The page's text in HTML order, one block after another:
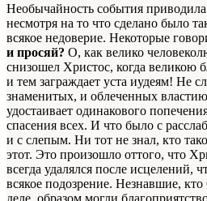
Необычайность события
несмотря на то что сделано было
всякое недоверие. Некоторые
и просяй? О, как велико
снизошел Христос, когда великою
и тем заграждает уста иудеям! Не
знаменитых, и облеченных
удостаивает одинакового
спасения всех. И что было с
и с слепым. Ни тот не знал, кто
этот. Это произошло оттого, что
всегда удалялся после исцелений,
всякое подозрение. Незнавшие,
деле, образом могли